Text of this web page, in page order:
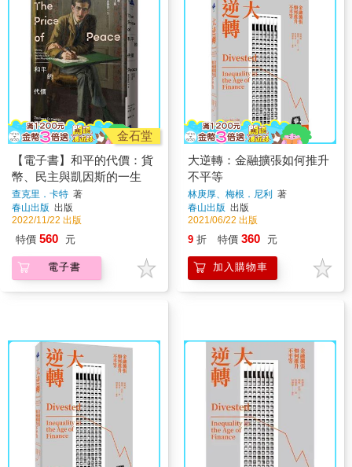
金石堂
【電子書】和平的代價：貨
幣、民主與凱因斯的一生
查克里．卡特 著
春山出版 出版
2022/11/22 出版
特價 560 元
電子書
大逆轉：金融擴張如何推升
不平等
林庚厚、梅根．尼利 著
春山出版 出版
2021/06/22 出版
9 折 特價 360 元
加入購物車